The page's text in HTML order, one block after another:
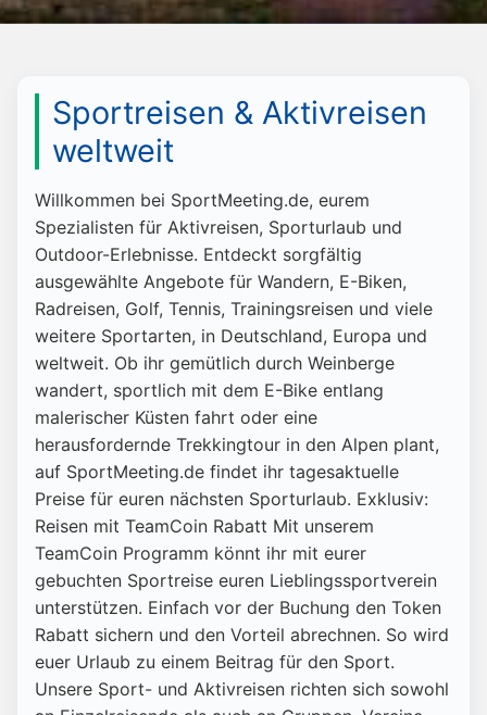
Sportreisen & Aktivreisen
weltweit
Willkommen bei SportMeeting.de, eurem
Spezialisten für Aktivreisen, Sporturlaub und
Outdoor-Erlebnisse. Entdeckt sorgfältig
ausgewählte Angebote für Wandern, E-Biken,
Radreisen, Golf, Tennis, Trainingsreisen und viele
weitere Sportarten, in Deutschland, Europa und
weltweit. Ob ihr gemütlich durch Weinberge
wandert, sportlich mit dem E-Bike entlang
malerischer Küsten fahrt oder eine
herausfordernde Trekkingtour in den Alpen plant,
auf SportMeeting.de findet ihr tagesaktuelle
Preise für euren nächsten Sporturlaub. Exklusiv:
Reisen mit TeamCoin Rabatt Mit unserem
TeamCoin Programm könnt ihr mit eurer
gebuchten Sportreise euren Lieblingssportverein
unterstützen. Einfach vor der Buchung den Token
Rabatt sichern und den Vorteil abrechnen. So wird
euer Urlaub zu einem Beitrag für den Sport.
Unsere Sport- und Aktivreisen richten sich sowohl